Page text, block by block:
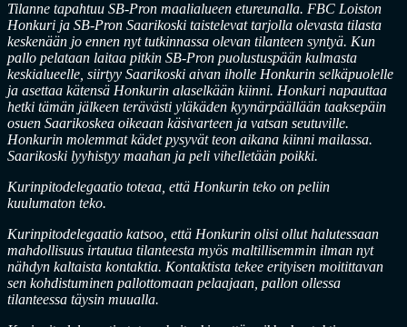
Tilanne tapahtuu SB-Pron maalialueen etureunalla. FBC Loiston
Honkuri ja SB-Pron Saarikoski taistelevat tarjolla olevasta tilasta
keskenään jo ennen nyt tutkinnassa olevan tilanteen syntyä. Kun
pallo pelataan laitaa pitkin SB-Pron puolustuspään kulmasta
keskialueelle, siirtyy Saarikoski aivan iholle Honkurin selkäpuolelle
ja asettaa kätensä Honkurin alaselkään kiinni. Honkuri napauttaa
hetki tämän jälkeen terävästi yläkäden kyynärpäällään taaksepäin
osuen Saarikoskea oikeaan käsivarteen ja vatsan seutuville.
Honkurin molemmat kädet pysyvät teon aikana kiinni mailassa.
Saarikoski lyyhistyy maahan ja peli vihelletään poikki.
Kurinpitodelegaatio toteaa, että Honkurin teko on peliin
kuulumaton teko.
Kurinpitodelegaatio katsoo, että Honkurin olisi ollut halutessaan
mahdollisuus irtautua tilanteesta myös maltillisemmin ilman nyt
nähdyn kaltaista kontaktia. Kontaktista tekee erityisen moitittavan
sen kohdistuminen pallottomaan pelaajaan, pallon ollessa
tilanteessa täysin muualla.